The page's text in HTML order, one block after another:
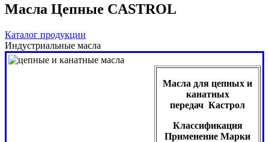
Масла Цепные CASTROL
Каталог продукции
Индустриальные масла
Масла для цепных и
канатных
передач Кастрол
Классификация
Применение Марки